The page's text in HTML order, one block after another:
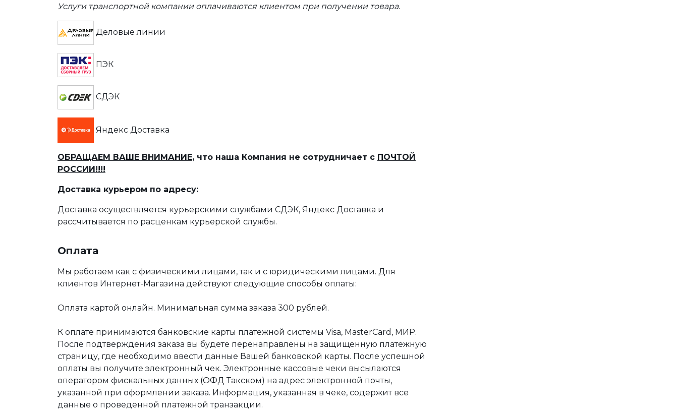
Услуги транспортной компании оплачиваются клиентом при получении товара.
Деловые линии
ПЭК
СДЭК
Яндекс Доставка
ОБРАЩАЕМ ВАШЕ ВНИМАНИЕ, что наша Компания не сотрудничает с ПОЧТОЙ
РОССИИ!!!!
Доставка курьером по адресу:
Доставка осуществляется курьерскими службами СДЭК, Яндекс Доставка и
рассчитывается по расценкам курьерской службы.
Оплата
Мы работаем как с физическими лицами, так и с юридическими лицами. Для
клиентов Интернет-Магазина действуют следующие способы оплаты:
Оплата картой онлайн. Минимальная сумма заказа 300 рублей.
К оплате принимаются банковские карты платежной системы Visa, MasterCard, МИР.
После подтверждения заказа вы будете перенаправлены на защищенную платежную
страницу, где необходимо ввести данные Вашей банковской карты. После успешной
оплаты вы получите электронный чек. Электронные кассовые чеки высылаются
оператором фискальных данных (ОФД Такском) на адрес электронной почты,
указанной при оформлении заказа. Информация, указанная в чеке, содержит все
данные о проведенной платежной транзакции.